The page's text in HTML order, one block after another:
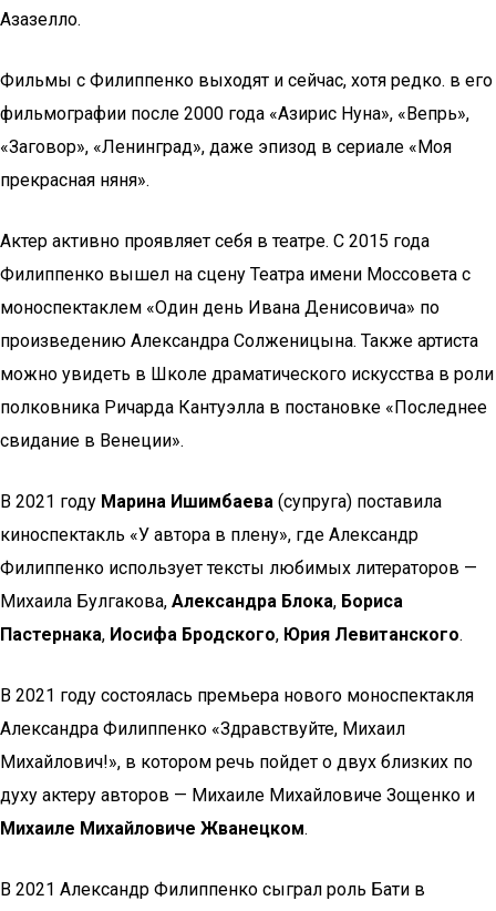
Азазелло.
Фильмы с Филиппенко выходят и сейчас, хотя редко. в его
фильмографии после 2000 года «Азирис Нуна», «Вепрь»,
«Заговор», «Ленинград», даже эпизод в сериале «Моя
прекрасная няня».
Актер активно проявляет себя в театре. С 2015 года
Филиппенко вышел на сцену Театра имени Моссовета с
моноспектаклем «Один день Ивана Денисовича» по
произведению Александра Солженицына. Также артиста
можно увидеть в Школе драматического искусства в роли
полковника Ричарда Кантуэлла в постановке «Последнее
свидание в Венеции».
В 2021 году Марина Ишимбаева (супруга) поставила
киноспектакль «У автора в плену», где Александр
Филиппенко использует тексты любимых литераторов —
Михаила Булгакова, Александра Блока, Бориса
Пастернака, Иосифа Бродского, Юрия Левитанского.
В 2021 году состоялась премьера нового моноспектакля
Александра Филиппенко «Здравствуйте, Михаил
Михайлович!», в котором речь пойдет о двух близких по
духу актеру авторов — Михаиле Михайловиче Зощенко и
Михаиле Михайловиче Жванецком.
В 2021 Александр Филиппенко сыграл роль Бати в